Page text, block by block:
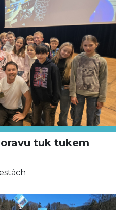
tuk tukem